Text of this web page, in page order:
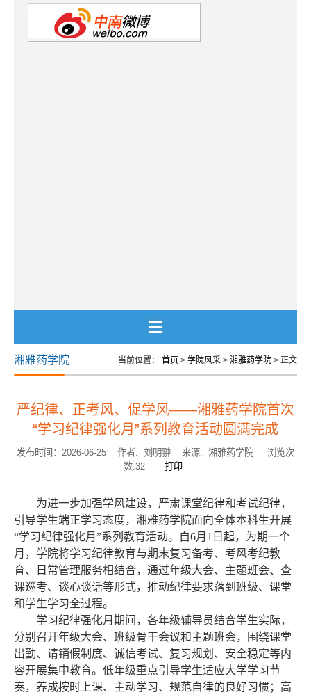
湘雅药学院 当前位置： 首页 > 学院风采 > 湘雅药学院 > 正文
严纪律、正考风、促学风——湘雅药学院首次
“学习纪律强化月”系列教育活动圆满完成
发布时间：2026-06-25 作者: 刘明翀 来源: 湘雅药学院 浏览次
数:32 打印
为进一步加强学风建设，严肃课堂纪律和考试纪律，
引导学生端正学习态度，湘雅药学院面向全体本科生开展
“学习纪律强化月 ”系列教育活动。自6月 1 日起，为期一个
月，学院将学习纪律教育与期末复习备考、考风考纪教
育、日常管理服务相结合，通过年级大会、主题班会、查
课巡考、谈心谈话等形式，推动纪律要求落到班级、课堂
和学生学习全过程。
学习纪律强化月期间，各年级辅导员结合学生实际，
分别召开年级大会、班级骨干会议和主题班会，围绕课堂
出勤、请销假制度、诚信考试、复习规划、安全稳定等内
容开展集中教育。低年级重点引导学生适应大学学习节
奏，养成按时上课、主动学习、规范自律的良好习惯；高